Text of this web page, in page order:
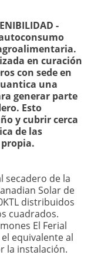
-
en curación
con sede en
una
generar parte
Esto
y cubrir cerca
de las
secadero de la
Solar de
distribuidos
cuadrados.
El Ferial
equivalente al
la instalación.